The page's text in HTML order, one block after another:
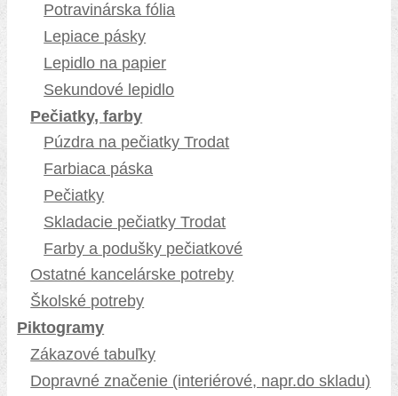
Potravinárska fólia
Lepiace pásky
Lepidlo na papier
Sekundové lepidlo
Pečiatky, farby
Púzdra na pečiatky Trodat
Farbiaca páska
Pečiatky
Skladacie pečiatky Trodat
Farby a podušky pečiatkové
Ostatné kancelárske potreby
Školské potreby
Piktogramy
Zákazové tabuľky
Dopravné značenie (interiérové, napr.do skladu)